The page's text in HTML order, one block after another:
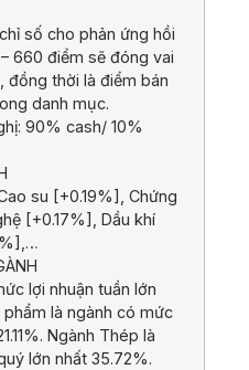
số cho phản ứng hồi
660 điểm sẽ đóng vai
đồng thời là điểm bán
danh mục.
90% cash/ 10%
su [+0.19%], Chứng
[+0.17%], Dầu khí
lợi nhuận tuần lớn
là ngành có mức
Ngành Thép là
lớn nhất 35.72%.